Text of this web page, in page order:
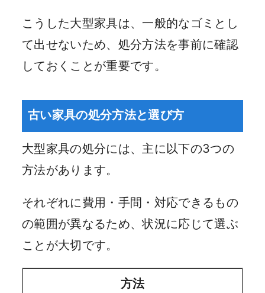
こうした大型家具は、一般的なゴミとし
て出せないため、処分方法を事前に確認
しておくことが重要です。
古い家具の処分方法と選び方
大型家具の処分には、主に以下の3つの
方法があります。
それぞれに費用・手間・対応できるもの
の範囲が異なるため、状況に応じて選ぶ
ことが大切です。
方法